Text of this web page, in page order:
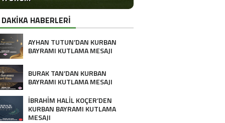
HABERLERİ
AYHAN TUTUN’DAN KURBAN
BAYRAMI KUTLAMA MESAJI
BURAK TAN’DAN KURBAN
BAYRAMI KUTLAMA MESAJI
İBRAHİM HALİL KOÇER’DEN
KURBAN BAYRAMI KUTLAMA
MESAJI